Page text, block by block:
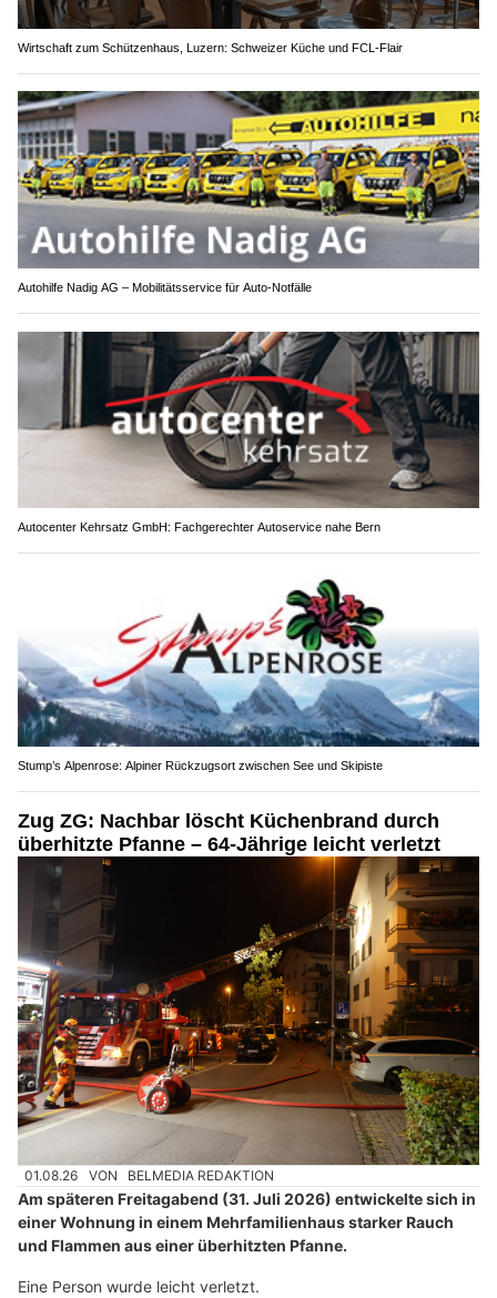
Wirtschaft zum Schützenhaus, Luzern: Schweizer Küche und FCL-Flair
Autohilfe Nadig AG – Mobilitätsservice für Auto‑Notfälle
Autocenter Kehrsatz GmbH: Fachgerechter Autoservice nahe Bern
Stump’s Alpenrose: Alpiner Rückzugsort zwischen See und Skipiste
Zug ZG: Nachbar löscht Küchenbrand durch
überhitzte Pfanne – 64-Jährige leicht verletzt
01.08.26 VON BELMEDIA REDAKTION
Am späteren Freitagabend (31. Juli 2026) entwickelte sich in
einer Wohnung in einem Mehrfamilienhaus starker Rauch
und Flammen aus einer überhitzten Pfanne.
Eine Person wurde leicht verletzt.